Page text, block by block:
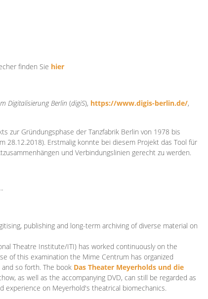
finden Sie hier
DigitalisierungBerlin (digiS), https://www.digis-berlin.de/,
zur Gründungsphase der Tanzfabrik Berlin von 1978 bis
28.12.2018). Erstmalig konnte bei diesem Projekt das Tool für
und Verbindungslinien gerecht zu werden.
publishing and long-term archiving of diverse material on
Theatre Institute/ITI) has worked continuously on the
of this examination the Mime Centrum has organized
so forth. The book Das Theater Meyerholds und die
as well as the accompanying DVD, can still be regarded as
experience on Meyerhold's theatrical biomechanics.